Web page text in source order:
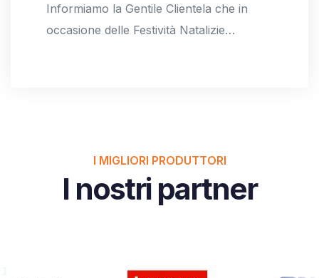
Informiamo la Gentile Clientela che in
occasione delle Festività Natalizie…
I MIGLIORI PRODUTTORI
I nostri partner